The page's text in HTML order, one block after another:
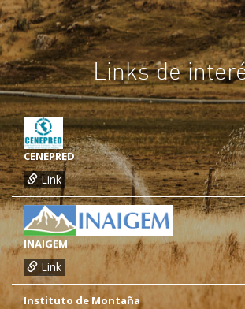
Links de
CENEPRED
Link
INAIGEM
Link
Instituto de Montaña